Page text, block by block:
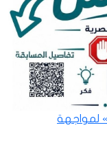
لمواجهة